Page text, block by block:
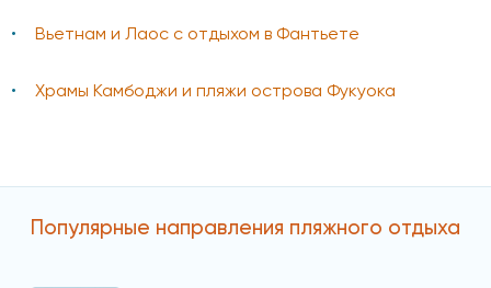
Вьетнам и Лаос с отдыхом в Фантьете
Храмы Камбоджи и пляжи острова Фукуока
Популярные направления пляжного отдыха